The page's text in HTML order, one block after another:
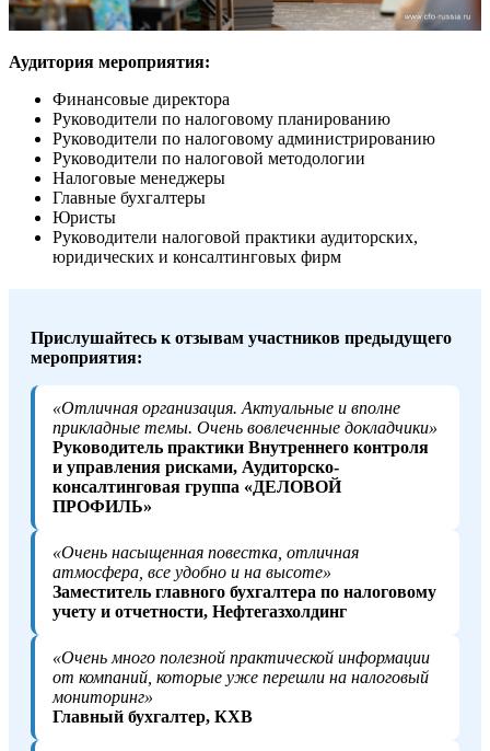
Аудитория мероприятия:
Финансовые директора
Руководители по налоговому планированию
Руководители по налоговому администрированию
Руководители по налоговой методологии
Налоговые менеджеры
Главные бухгалтеры
Юристы
Руководители налоговой практики аудиторских,
юридических и консалтинговых фирм
Прислушайтесь к отзывам участников предыдущего
мероприятия:
«Отличная организация. Актуальные и вполне
прикладные темы. Очень вовлеченные докладчики»
Руководитель практики Внутреннего контроля
и управления рисками, Аудиторско-
консалтинговая группа «ДЕЛОВОЙ
ПРОФИЛЬ»
«Очень насыщенная повестка, отличная
атмосфера, все удобно и на высоте»
Заместитель главного бухгалтера по налоговому
учету и отчетности, Нефтегазхолдинг
«Очень много полезной практической информации
от компаний, которые уже перешли на налоговый
мониторинг»
Главный бухгалтер, КХВ